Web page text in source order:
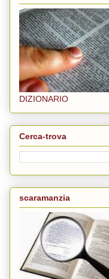
DIZIONARIO
Cerca-trova
scaramanzia